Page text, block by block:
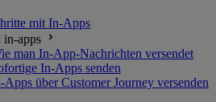
mit In-Apps
in-apps
man In-App-Nachrichten versendet
In-Apps senden
Apps über Customer Journey versenden